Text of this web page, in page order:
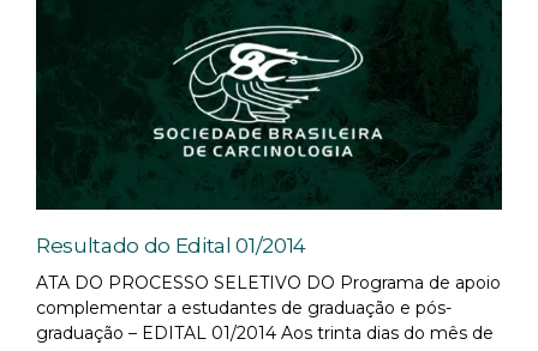
Resultado do Edital 01/2014
ATA DO PROCESSO SELETIVO DO Programa de apoio
complementar a estudantes de graduação e pós-
graduação – EDITAL 01/2014 Aos trinta dias do mês de